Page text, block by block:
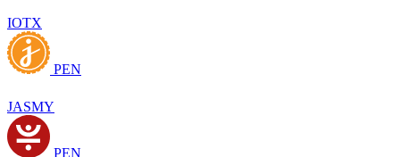
IOTX
PEN
JASMY
PEN